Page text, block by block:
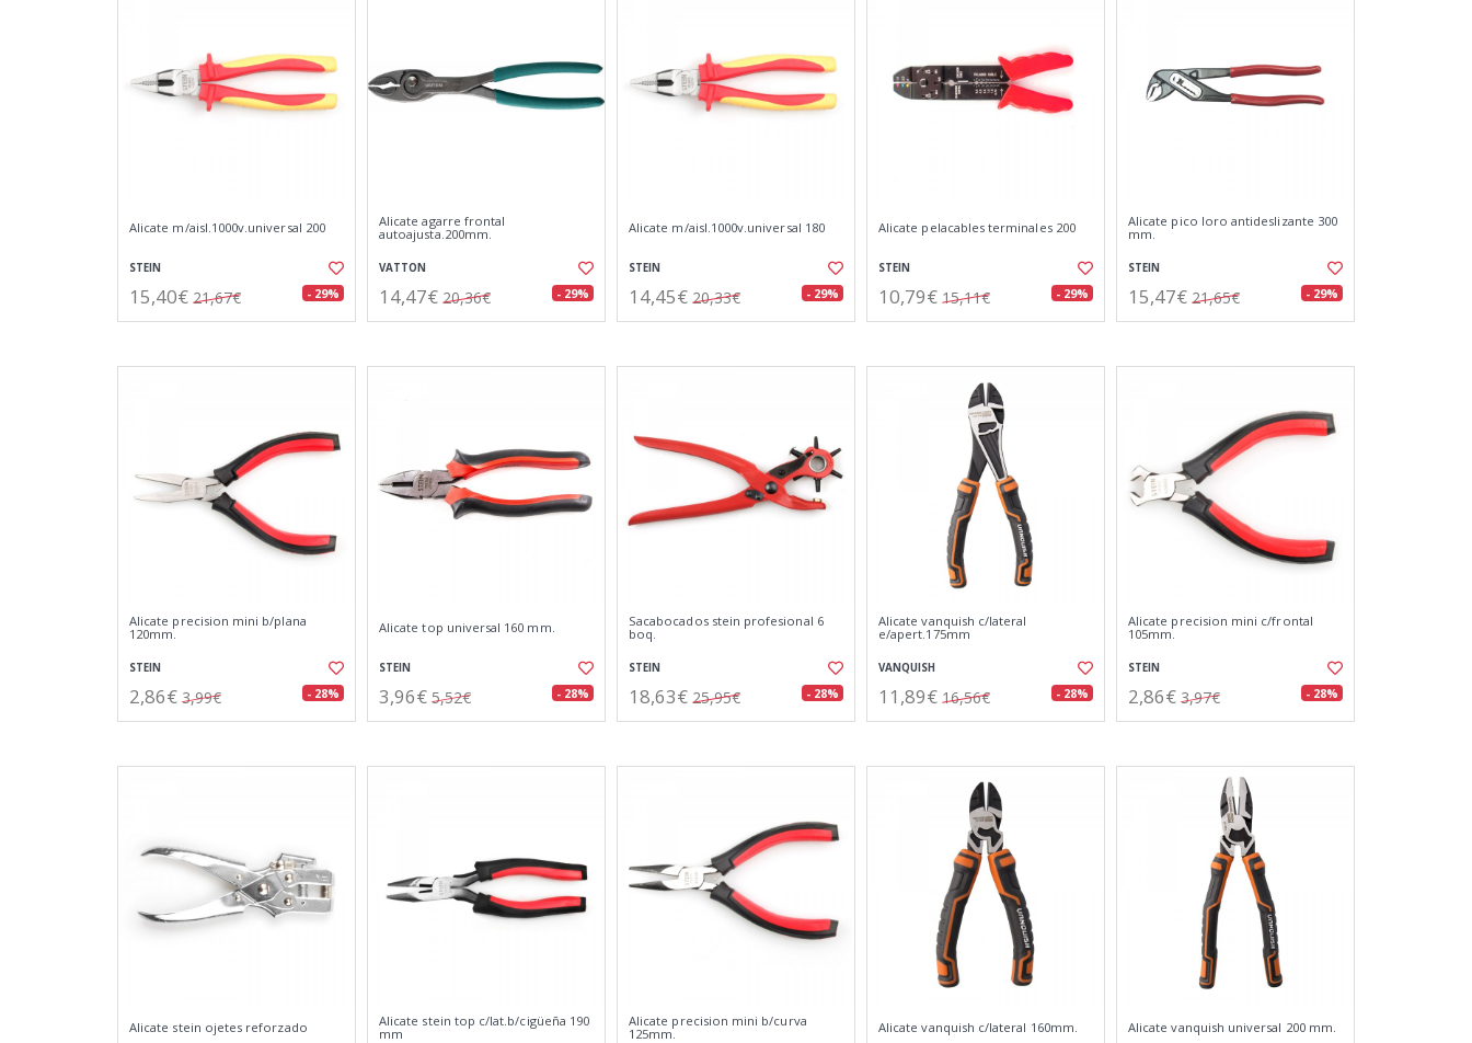
Alicate m/aisl.1000v.universal 200
STEIN
15,40€ 21,67€ - 29%
Alicate agarre frontal
autoajusta.200mm.
VATTON
14,47€ 20,36€ - 29%
Alicate m/aisl.1000v.universal 180
STEIN
14,45€ 20,33€ - 29%
Alicate pelacables terminales 200
STEIN
10,79€ 15,11€ - 29%
Alicate pico loro antideslizante 300
mm.
STEIN
15,47€ 21,65€ - 29%
Alicate precision mini b/plana
120mm.
STEIN
2,86€ 3,99€ - 28%
Alicate top universal 160 mm.
STEIN
3,96€ 5,52€ - 28%
Sacabocados stein profesional 6
boq.
STEIN
18,63€ 25,95€ - 28%
Alicate vanquish c/lateral
e/apert.175mm
VANQUISH
11,89€ 16,56€ - 28%
Alicate precision mini c/frontal
105mm.
STEIN
2,86€ 3,97€ - 28%
Alicate stein ojetes reforzado
Alicate stein top c/lat.b/cigüeña 190
mm
Alicate precision mini b/curva
125mm.
Alicate vanquish c/lateral 160mm. Alicate vanquish universal 200 mm.